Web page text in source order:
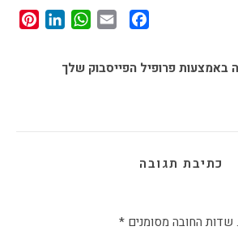
Facebook
Email
באמצעות פרופיל הפייסבוק שלך
כתיבת תגובה
שדות החובה מסומנים *